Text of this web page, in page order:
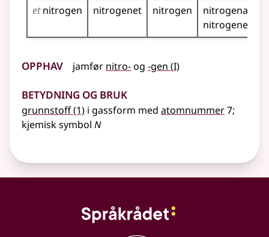
etnitrogen nitrogenet nitrogen
nitrogena
nitrogenene
Opphav jamfør nitro-og -gen (1
I)
Betydning og bruk
grunnstoff(1) i gassform med atomnummer7;
kjemisksymbol N